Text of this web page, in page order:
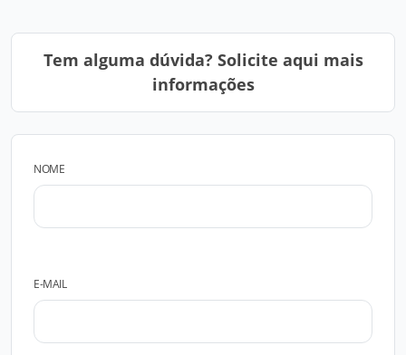
Tem alguma dúvida? Solicite aqui mais
informações
NOME
E-MAIL